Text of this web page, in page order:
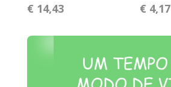
€ 14,43 € 4,17